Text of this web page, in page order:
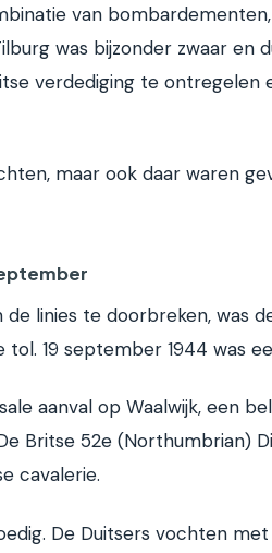
van
was bijzonder zwaar en
verdediging te ontregelen
maar ook daar waren
linies te doorbreken, was
19 september 1944 was
aanval op Waalwijk, een
Britse 52e (Northumbrian)
cavalerie.
De Duitsers vochten met